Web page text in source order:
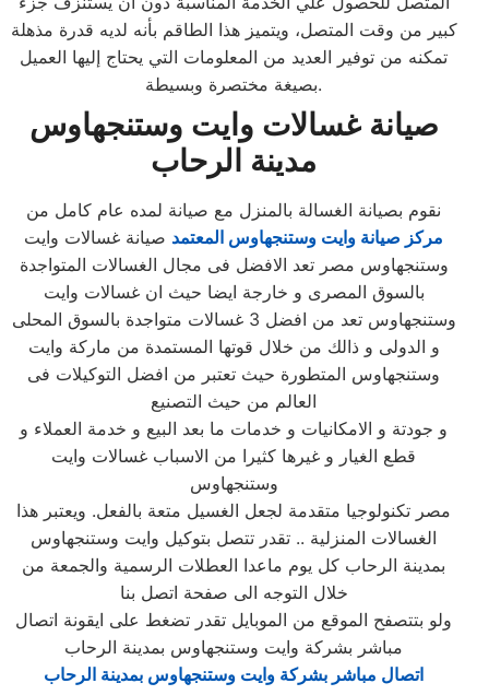
كبير من وقت المتصل، ويتميز هذا الطاقم بأنه لديه قدرة مذهلة
تمكنه من توفير العديد من المعلومات التي يحتاج إليها العميل
بصيغة مختصرة وبسيطة.
صيانة غسالات وايت وستنجهاوس
مدينة الرحاب
نقوم بصيانة الغسالة بالمنزل مع صيانة لمده عام كامل من
مركز صيانة وايت وستنجهاوس المعتمد صيانة غسالات وايت
وستنجهاوس مصر تعد الافضل فى مجال الغسالات المتواجدة
بالسوق المصرى و خارجة ايضا حيث ان غسالات وايت
وستنجهاوس تعد من افضل 3 غسالات متواجدة بالسوق المحلى
و الدولى و ذالك من خلال قوتها المستمدة من ماركة وايت
وستنجهاوس المتطورة حيث تعتبر من افضل التوكيلات فى
العالم من حيث التصنيع
و جودتة و الامكانيات و خدمات ما بعد البيع و خدمة العملاء و
قطع الغيار و غيرها كثيرا من الاسباب غسالات وايت
وستنجهاوس
مصر تكنولوجيا متقدمة لجعل الغسيل متعة بالفعل. ويعتبر هذا
الغسالات المنزلية .. تقدر تتصل بتوكيل وايت وستنجهاوس
بمدينة الرحاب كل يوم ماعدا العطلات الرسمية والجمعة من
خلال التوجه الى صفحة اتصل بنا
ولو بتتصفح الموقع من الموبايل تقدر تضغط على ايقونة اتصال
مباشر بشركة وايت وستنجهاوس بمدينة الرحاب
اتصال مباشر بشركة وايت وستنجهاوس بمدينة الرحاب